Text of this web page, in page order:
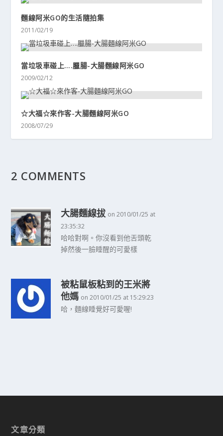
麵線阿米GO的生活隨拍集
2011/02/19
當垃圾車碰上….臘腸-大腸麵線阿米GO
2009/02/12
☆大福☆來作客-大腸麵線阿米GO
2008/07/29
2 COMMENTS
大腸麵線拔 on 2010/01/25 at
23:35:32
哈哈對啊。你沒看到他舌頭乾
掉然後一臉睡醒的可愛樣
被粘鼠板粘到的王米將
他媽 on 2010/01/25 at 15:29:23
哈，麵線睡覺好可愛喔!
文章分類